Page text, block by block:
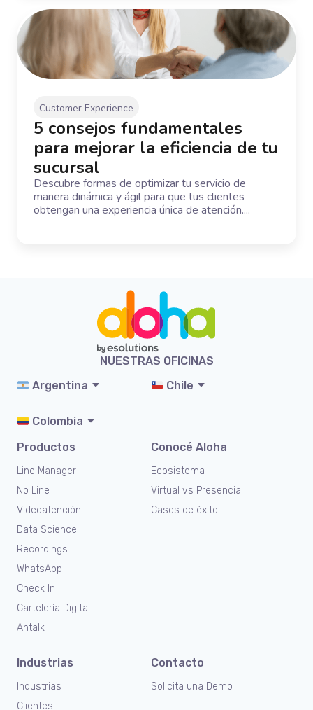
Customer Experience
5 consejos fundamentales
para mejorar la eficiencia de tu
sucursal
Descubre formas de optimizar tu servicio de
manera dinámica y ágil para que tus clientes
obtengan una experiencia única de atención....
NUESTRAS OFICINAS
Argentina
Colombia
Chile
Conocé Aloha
Ecosistema
Virtual vs Presencial
Casos de éxito
Productos
Line Manager
No Line
Videoatención
Data Science
Recordings
WhatsApp
Check In
Cartelería Digital
Antalk
Industrias
Industrias
Clientes
Contacto
Solicita una Demo